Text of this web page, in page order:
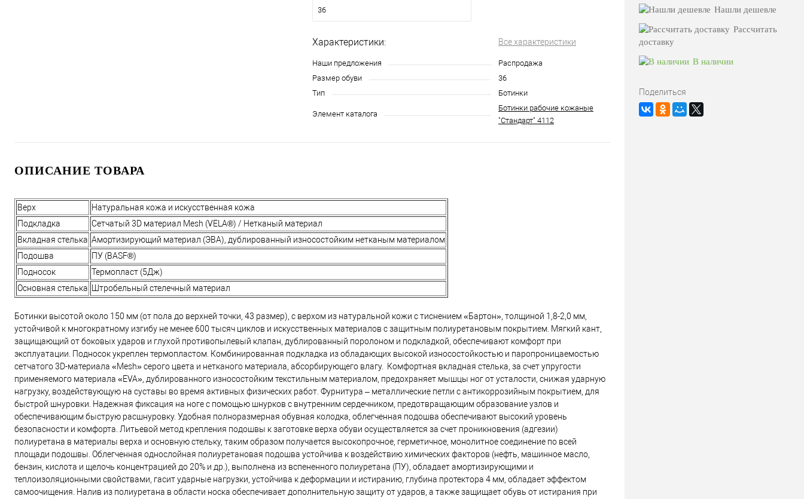
36
Характеристики: Все характеристики
Наши предложения
Распродажа
Размер обуви
36
Тип
Ботинки
Элемент каталога
Ботинки рабочие кожаные
"Стандарт" 4112
ОПИСАНИЕ ТОВАРА
Верх
Натуральная кожа и искусственная кожа
Подкладка
Сетчатый 3D материал Mesh (VELA®) / Нетканый материал
Вкладная стелька Амортизирующий материал (ЭВА), дублированный износостойким нетканым материалом
Подошва
ПУ (BASF®)
Подносок
Термопласт (5Дж)
Основная стелька Штробельный стелечный материал
Ботинки высотой около 150 мм (от пола до верхней точки, 43 размер), с верхом из натуральной кожи с тиснением «Бартон», толщиной 1,8-2,0 мм,
устойчивой к многократному изгибу не менее 600 тысяч циклов и искусственных материалов с защитным полиуретановым покрытием. Мягкий кант,
защищающий от боковых ударов и глухой противопылевый клапан, дублированный поролоном и подкладкой, обеспечивают комфорт при
эксплуатации. Подносок укреплен термопластом. Комбинированная подкладка из обладающих высокой износостойкостью и паропроницаемостью
сетчатого 3D-материала «Mesh» серого цвета и нетканого материала, абсорбирующего влагу. Комфортная вкладная стелька, за счет упругости
применяемого материала «EVA», дублированного износостойким текстильным материалом, предохраняет мышцы ног от усталости, снижая ударную
нагрузку, воздействующую на суставы во время активных физических работ. Фурнитура – металлические петли с антикоррозийным покрытием, для
быстрой шнуровки. Надежная фиксация на ноге с помощью шнурков с внутренним сердечником, предотвращающим образование узлов и
обеспечивающим быструю расшнуровку. Удобная полноразмерная обувная колодка, облегченная подошва обеспечивают высокий уровень
безопасности и комфорта. Литьевой метод крепления подошвы к заготовке верха обуви осуществляется за счет проникновения (адгезии)
полиуретана в материалы верха и основную стельку, таким образом получается высокопрочное, герметичное, монолитное соединение по всей
площади подошвы. Облегченная однослойная полиуретановая подошва устойчива к воздействию химических факторов (нефть, машинное масло,
бензин, кислота и щелочь концентрацией до 20% и др.), выполнена из вспененного полиуретана (ПУ), обладает амортизирующими и
теплоизоляционными свойствами, гасит ударные нагрузки, устойчива к деформации и истиранию, глубина протектора 4 мм, обладает эффектом
самоочищения. Налив из полиуретана в области носка обеспечивает дополнительную защиту от ударов, а также защищает обувь от истирания при
Нашли дешевле
Рассчитать
доставку
В наличии
Поделиться